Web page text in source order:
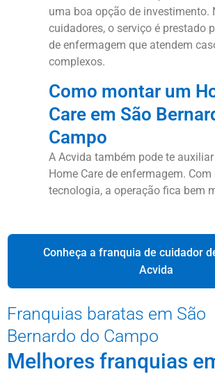
uma boa opção de investimento.
cuidadores, o serviço é prestado
de enfermagem que atendem
complexos.
Como montar um
Care em São
Campo
A Acvida também pode te
Home Care de enfermagem. Com
tecnologia, a operação fica bem
Conheça a franquia de cuidador
Acvida
Franquias baratas em São
Bernardo do Campo
Melhores franquias